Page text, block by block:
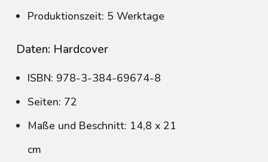
Produktionszeit: 5 Werktage
Daten: Hardcover
ISBN: 978-3-384-69674-8
Seiten: 72
Maße und Beschnitt: 14,8 x 21
cm